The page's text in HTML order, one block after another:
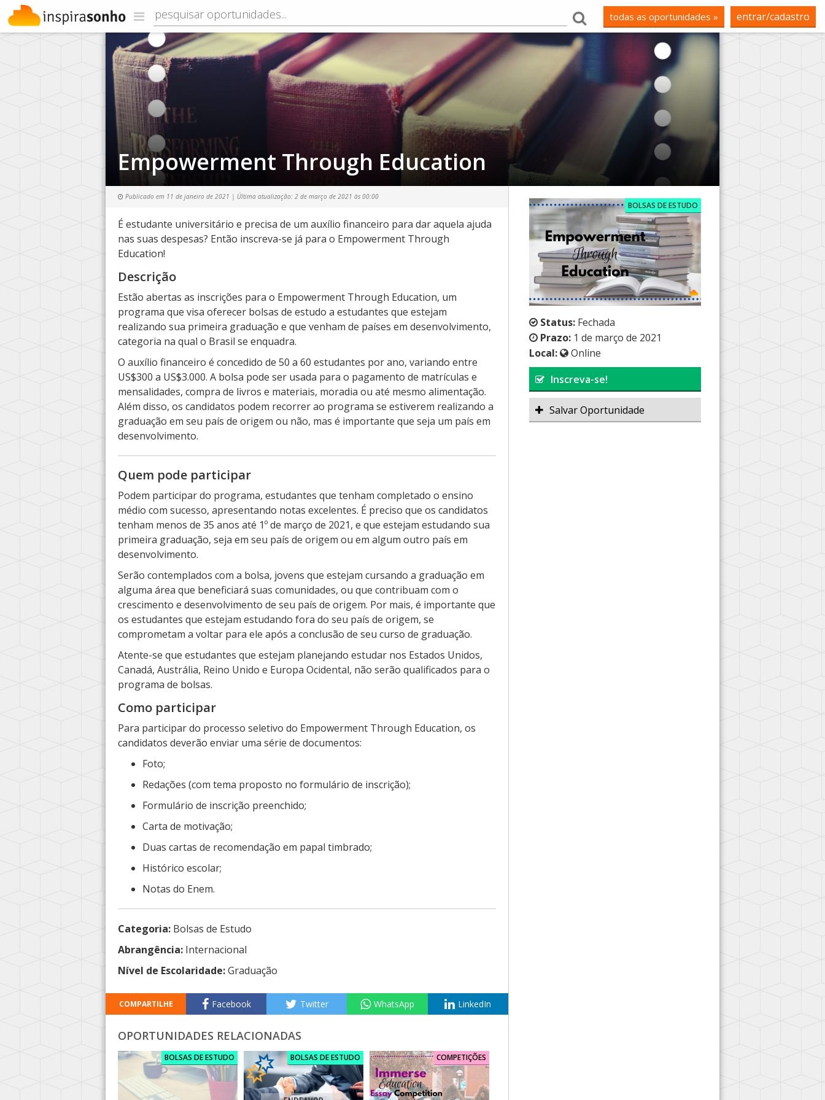
todas as oportunidades » entrar/cadastro
Empowerment Through Education
BOLSAS DE ESTUDO
Status:Fechada
Prazo: 1 de março de 2021
Local:
Online
Inscreva-se!
Salvar Oportunidade
Publicado em 11 de janeiro de 2021 | Última atualização: 2 de março de 2021 às 00:00
É estudante universitário e precisa de um auxílio financeiro para dar aquela ajuda
nas suas despesas? Então inscreva-se já para o Empowerment Through
Education!
Descrição
Estão abertas as inscrições para o Empowerment Through Education, um
programa que visa oferecer bolsas de estudo a estudantes que estejam
realizando sua primeira graduação e que venham de países em desenvolvimento,
categoria na qual o Brasil se enquadra.
O auxílio financeiro é concedido de 50 a 60 estudantes por ano, variando entre
US$300 a US$3.000. A bolsa pode ser usada para o pagamento de matrículas e
mensalidades, compra de livros e materiais, moradia ou até mesmo alimentação.
Além disso, os candidatos podem recorrer ao programa se estiverem realizando a
graduação em seu país de origem ou não, mas é importante que seja um país em
desenvolvimento.
Quem pode participar
Podem participar do programa, estudantes que tenham completado o ensino
médio com sucesso, apresentando notas excelentes. É preciso que os candidatos
tenham menos de 35 anos até 1º de março de 2021, e que estejam estudando sua
primeira graduação, seja em seu país de origem ou em algum outro país em
desenvolvimento.
Serão contemplados com a bolsa, jovens que estejam cursando a graduação em
alguma área que beneficiará suas comunidades, ou que contribuam com o
crescimento e desenvolvimento de seu país de origem. Por mais, é importante que
os estudantes que estejam estudando fora do seu país de origem, se
comprometam a voltar para ele após a conclusão de seu curso de graduação.
Atente-se que estudantes que estejam planejando estudar nos Estados Unidos,
Canadá, Austrália, Reino Unido e Europa Ocidental, não serão qualificados para o
programa de bolsas.
Como participar
Para participar do processo seletivo do Empowerment Through Education, os
candidatos deverão enviar uma série de documentos:
Foto;
Redações (com tema proposto no formulário de inscrição);
Formulário de inscrição preenchido;
Carta de motivação;
Duas cartas de recomendação em papal timbrado;
Histórico escolar;
Notas do Enem.
Categoria: Bolsas de Estudo
Abrangência: Internacional
Nível de Escolaridade:Graduação
COMPARTILHE Facebook Twitter WhatsApp LinkedIn
OPORTUNIDADES RELACIONADAS
BOLSAS DE ESTUDO BOLSAS DE ESTUDO COMPETIÇÕES